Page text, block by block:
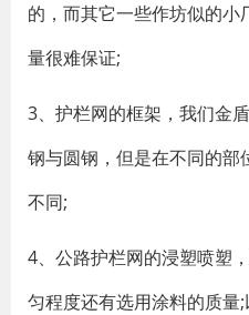
的，而其它一些作坊似的
量很难保证;
3、护栏网的框架，我们金
钢与圆钢，但是在不同的
不同;
4、公路护栏网的浸塑喷塑
匀程度还有选用涂料的质量